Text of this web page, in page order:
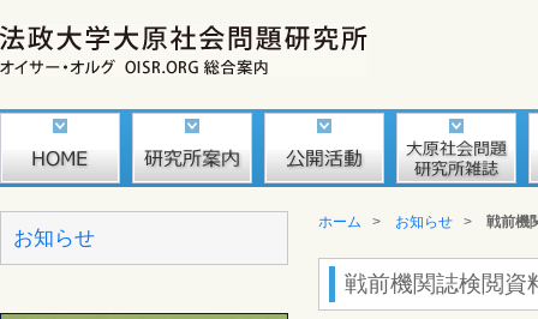
お知らせ
ホーム > お知らせ > 戦前機
戦前機関誌検閲資